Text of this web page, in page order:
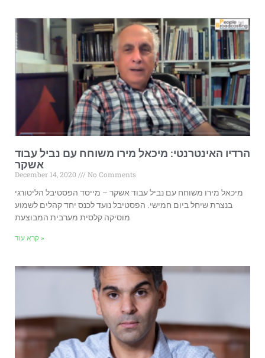
הרדיו האינטרנטי: מיכאל מירו משוחח עם נביל עבוד
אשקר
December 14, 2020
No Comments
מיכאל מירו משוחח עם נביל עבוד אשקר – מייסד הפסטיבל הליטורגי
בנצרת שיחל ביום חמישי. הפסטיבל נועד לכנס יחד קהלים לשמוע
מוסיקה קלסית מערבית המבוצעת
קרא עוד »